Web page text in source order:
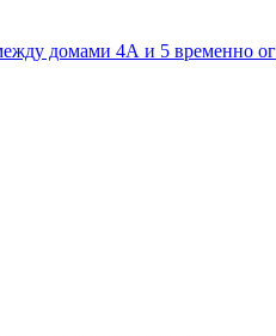
домами 4А и 5 временно